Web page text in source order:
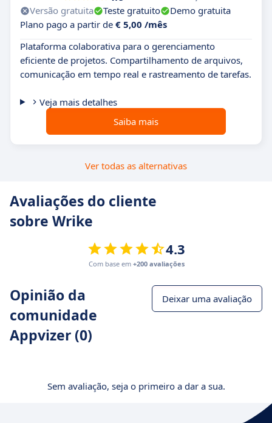
Versão gratuita Teste gratuito
Demo gratuita
Plano pago a partir de € 5,00 /mês
Plataforma colaborativa para o gerenciamento
eficiente de projetos. Compartilhamento de arquivos,
comunicação em tempo real e rastreamento de tarefas.
Veja mais detalhes
Saiba mais
Ver todas as alternativas
Avaliações do cliente
sobre Wrike
4.3
Com base em +200 avaliações
Opinião da
comunidade
Appvizer (0)
Deixar uma avaliação
Sem avaliação, seja o primeiro a dar a sua.